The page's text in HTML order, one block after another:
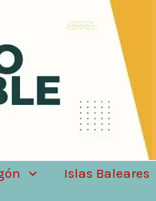
Islas Baleares